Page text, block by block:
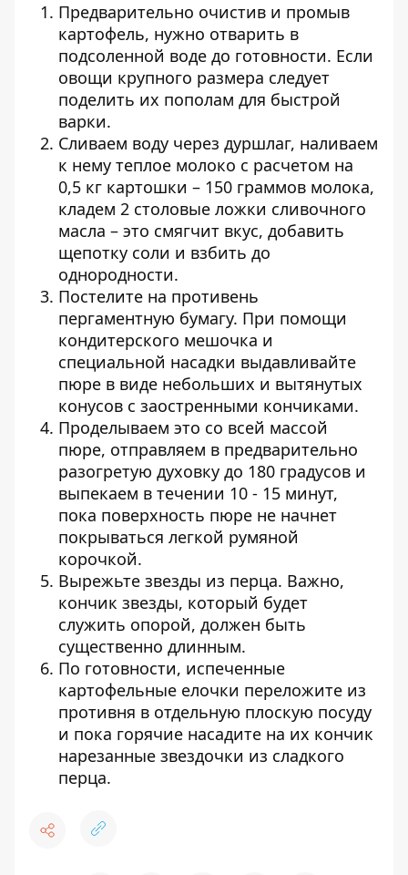
Предварительно очистив и промыв
картофель, нужно отварить в
подсоленной воде до готовности. Если
овощи крупного размера следует
поделить их пополам для быстрой
варки.
Сливаем воду через дуршлаг, наливаем
к нему теплое молоко с расчетом на
0,5 кг картошки – 150 граммов молока,
кладем 2 столовые ложки сливочного
масла – это смягчит вкус, добавить
щепотку соли и взбить до
однородности.
Постелите на противень
пергаментную бумагу. При помощи
кондитерского мешочка и
специальной насадки выдавливайте
пюре в виде небольших и вытянутых
конусов с заостренными кончиками.
Проделываем это со всей массой
пюре, отправляем в предварительно
разогретую духовку до 180 градусов и
выпекаем в течении 10 - 15 минут,
пока поверхность пюре не начнет
покрываться легкой румяной
корочкой.
Вырежьте звезды из перца. Важно,
кончик звезды, который будет
служить опорой, должен быть
существенно длинным.
По готовности, испеченные
картофельные елочки переложите из
противня в отдельную плоскую посуду
и пока горячие насадите на их кончик
нарезанные звездочки из сладкого
перца.